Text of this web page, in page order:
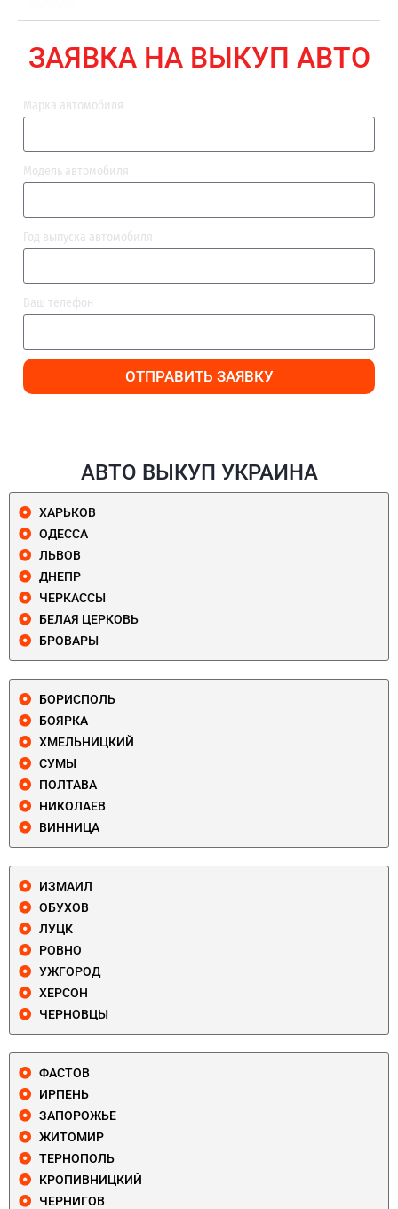
ЗАЯВКА НА ВЫКУП АВТО
Марка автомобиля
Модель автомобиля
Год выпуска автомобиля
Ваш телефон
ОТПРАВИТЬ ЗАЯВКУ
АВТО ВЫКУП УКРАИНА
ХАРЬКОВ
ОДЕССА
ЛЬВОВ
ДНЕПР
ЧЕРКАССЫ
БЕЛАЯ ЦЕРКОВЬ
БРОВАРЫ
БОРИСПОЛЬ
БОЯРКА
ХМЕЛЬНИЦКИЙ
СУМЫ
ПОЛТАВА
НИКОЛАЕВ
ВИННИЦА
ИЗМАИЛ
ОБУХОВ
ЛУЦК
РОВНО
УЖГОРОД
ХЕРСОН
ЧЕРНОВЦЫ
ФАСТОВ
ИРПЕНЬ
ЗАПОРОЖЬЕ
ЖИТОМИР
ТЕРНОПОЛЬ
КРОПИВНИЦКИЙ
ЧЕРНИГОВ